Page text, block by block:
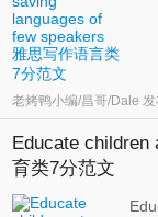
老烤鸭小编/昌哥/Dale
Educate
育类7分范文